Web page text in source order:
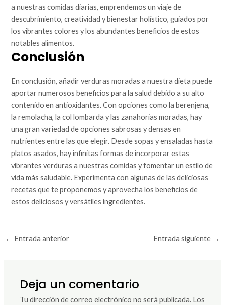
a nuestras comidas diarias, emprendemos un viaje de
descubrimiento, creatividad y bienestar holístico, guiados por
los vibrantes colores y los abundantes beneficios de estos
notables alimentos.
Conclusión
En conclusión, añadir verduras moradas a nuestra dieta puede
aportar numerosos beneficios para la salud debido a su alto
contenido en antioxidantes. Con opciones como la berenjena,
la remolacha, la col lombarda y las zanahorias moradas, hay
una gran variedad de opciones sabrosas y densas en
nutrientes entre las que elegir. Desde sopas y ensaladas hasta
platos asados, hay infinitas formas de incorporar estas
vibrantes verduras a nuestras comidas y fomentar un estilo de
vida más saludable. Experimenta con algunas de las deliciosas
recetas que te proponemos y aprovecha los beneficios de
estos deliciosos y versátiles ingredientes.
← Entrada anterior Entrada siguiente →
Deja un comentario
Tu dirección de correo electrónico no será publicada. Los